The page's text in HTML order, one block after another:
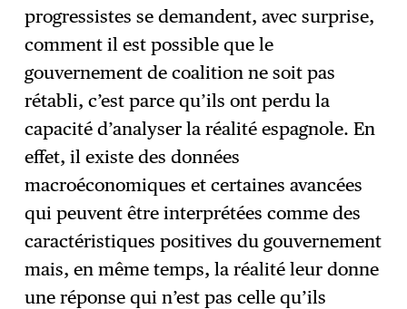
progressistes se demandent, avec surprise,
comment il est possible que le
gouvernement de coalition ne soit pas
rétabli, c’est parce qu’ils ont perdu la
capacité d’analyser la réalité espagnole. En
effet, il existe des données
macroéconomiques et certaines avancées
qui peuvent être interprétées comme des
caractéristiques positives du gouvernement
mais, en même temps, la réalité leur donne
une réponse qui n’est pas celle qu’ils